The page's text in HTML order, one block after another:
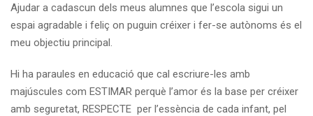
Ajudar a cadascun dels meus alumnes que l’escola sigui un
espai agradable i feliç on puguin créixer i fer-se autònoms és el
meu objectiu principal.
Hi ha paraules en educació que cal escriure-les amb
majúscules com ESTIMAR perquè l’amor és la base per créixer
amb seguretat, RESPECTE per l’essència de cada infant, pel